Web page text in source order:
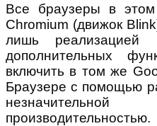
Все браузеры в
Chromium (движок
лишь реализацией
дополнительных
включить в том же
Браузере с помощью
производительностью.